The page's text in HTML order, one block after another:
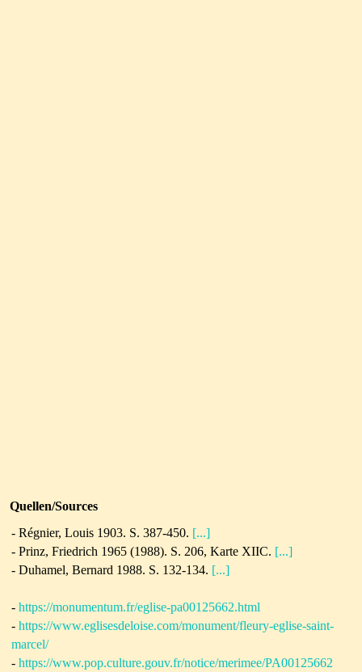
Quellen/Sources
- Régnier, Louis 1903. S. 387-450. [...]
- Prinz, Friedrich 1965 (1988). S. 206, Karte XIIC. [...]
- Duhamel, Bernard 1988. S. 132-134. [...]
- https://monumentum.fr/eglise-pa00125662.html
- https://www.eglisesdeloise.com/monument/fleury-eglise-saint-
marcel/
- https://www.pop.culture.gouv.fr/notice/merimee/PA00125662